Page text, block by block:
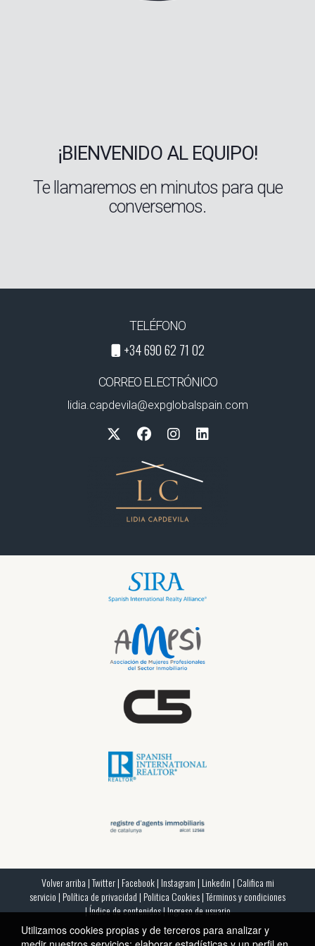
¡BIENVENIDO AL EQUIPO!
Te llamaremos en minutos para que
conversemos.
Utilizamos cookies propias y de terceros para analizar y
TELÉFONO
+34 690 62 71 02
CORREO ELECTRÓNICO
lidia.capdevila@expglobalspain.com
Volver arriba|Twitter|Facebook|Instagram|Linkedin|Califica mi
servicio|Política de privacidad|Politica Cookies|Términos y condiciones
|Índice de contenidos|Ingreso de usuario